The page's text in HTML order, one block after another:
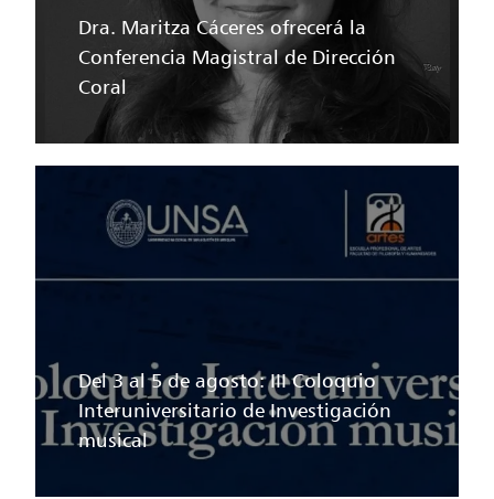
Dra. Maritza Cáceres ofrecerá la
Conferencia Magistral de Dirección
Coral
Del 3 al 5 de agosto: III Coloquio
Interuniversitario de Investigación
musical